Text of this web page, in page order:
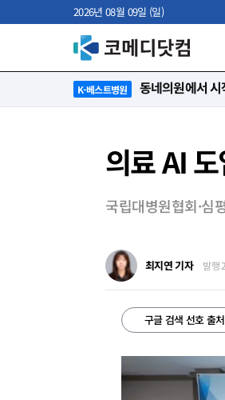
2026년 08월 09일 (일)
K-베스트병원 “절대 먼저 말하
의료 AI
국립대병원협회·심
최지연 기자 발행
구글 검색 선호 출